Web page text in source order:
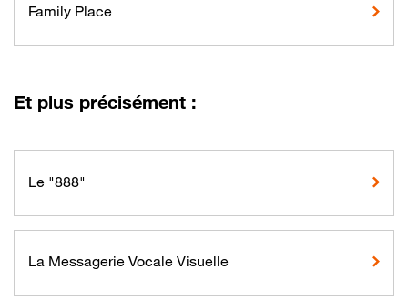
Family Place
Et plus précisément :
Le "888"
La Messagerie Vocale Visuelle